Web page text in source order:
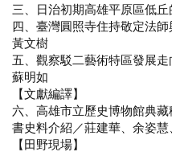
三、日治初期高雄平原區低
四、臺灣圓照寺住持敬定法
黃文樹
五、觀察駁二藝術特區發展
蘇明如
【文獻編譯】
六、高雄市立歷史博物館典
書史料介紹／莊建華、余姿慧
【田野現場】